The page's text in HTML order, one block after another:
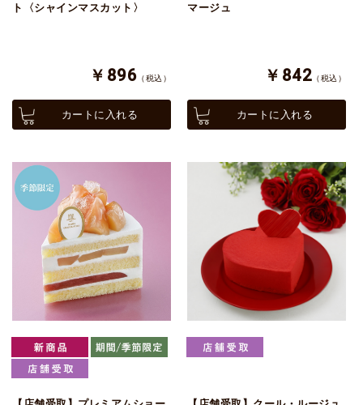
ト〈シャインマスカット〉
￥896 （税込）
カートに入れる
マージュ
￥842 （税込）
カートに入れる